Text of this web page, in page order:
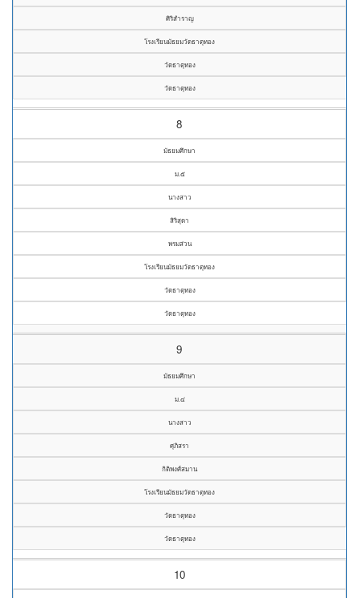
ศิริสำราญ
โรงเรียนมัธยมวัดธาตุทอง
วัดธาตุทอง
วัดธาตุทอง
8
มัธยมศึกษา
ม.๕
นางสาว
สิริสุดา
พรมส่วน
โรงเรียนมัธยมวัดธาตุทอง
วัดธาตุทอง
วัดธาตุทอง
9
มัธยมศึกษา
ม.๔
นางสาว
ศุภิสรา
กิติพงศ์สมาน
โรงเรียนมัธยมวัดธาตุทอง
วัดธาตุทอง
วัดธาตุทอง
10